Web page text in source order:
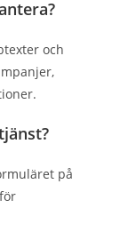
och
på